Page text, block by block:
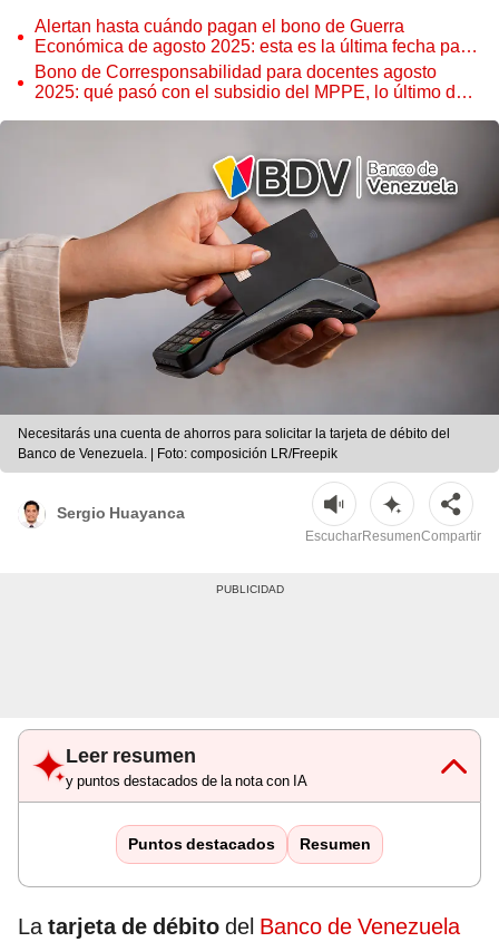
Alertan hasta cuándo pagan el bono de Guerra
Económica de agosto 2025: esta es la última fecha para
cobrar los 3 montos del Ingreso
Bono de Corresponsabilidad para docentes agosto
2025: qué pasó con el subsidio del MPPE, lo último de
Necesitarás una cuenta de ahorros para solicitar la tarjeta de débito del
Banco de Venezuela. | Foto: composición LR/Freepik
Sergio Huayanca
EscucharResumenCompartir
Leer resumen
y puntos destacados de la nota con IA
Puntos destacados Resumen
Latarjeta de débito del Banco de Venezuela